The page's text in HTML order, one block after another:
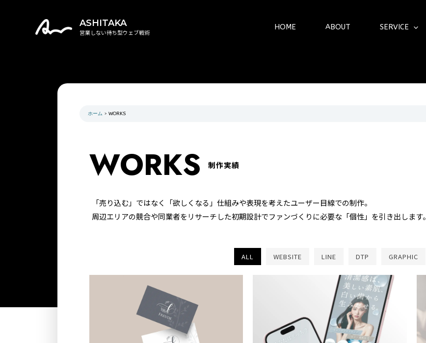
ASHITAKA
営業しない待ち型ウェブ戦術
HOME ABOUT SERVICE
ホーム WORKS
WORKS 制作実績
「売り込む」ではなく「欲しくなる」仕組みや表現を考えたユーザー目線での制作。
周辺エリアの競合や同業者をリサーチした初期設計でファンづくりに必要な「個性」を引き出します。
ALL WEBSITE LINE DTP GRAPHIC